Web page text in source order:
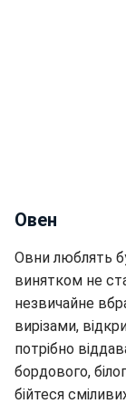
Овен
Овни люблять
винятком не
незвичайне
вирізами,
потрібно
бордового,
бійтеся